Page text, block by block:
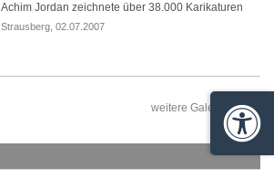
Achim Jordan zeichnete über 38.000 Karikaturen
Strausberg, 02.07.2007
weitere Galerien »